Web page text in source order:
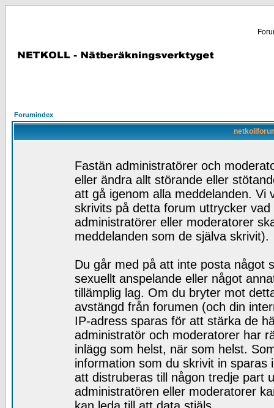
Forumindex
Fastän administratörer och
eller ändra allt störande eller
att gå igenom alla meddelanden. Vi
skrivits på detta forum uttrycker
administratörer eller moderatorer
meddelanden som de själva skrivit).
Du går med på att inte posta något
sexuellt anspelande eller något
tillämplig lag. Om du bryter mot
avstängd från forumen (och din
IP-adress sparas för att stärka de
administratör och moderatorer har
inlägg som helst, när som helst.
information som du skrivit in
att distruberas till någon tredje part
administratören eller moderatorer